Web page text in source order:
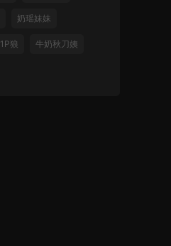
奶瑶妹妹
1P狼 牛奶秋刀姨